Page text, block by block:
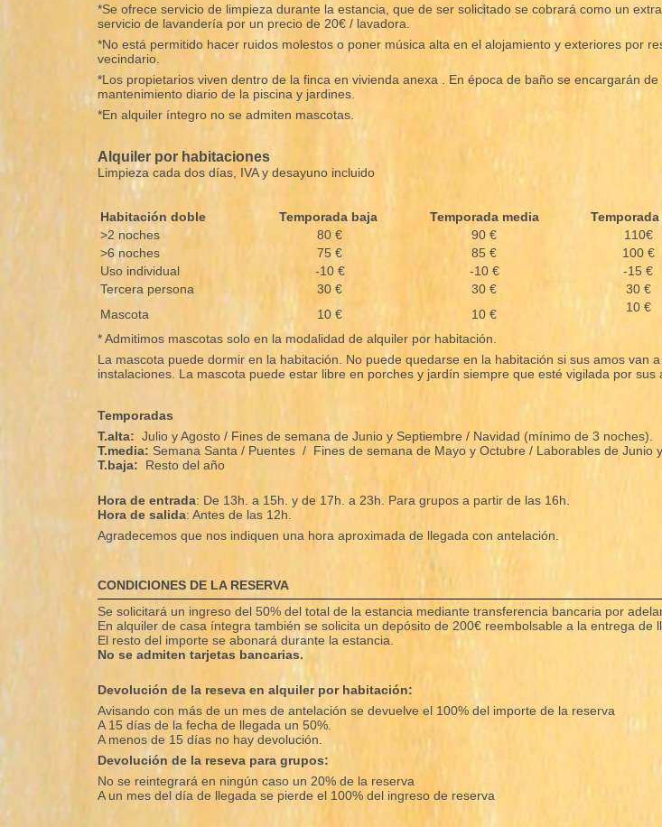
*Se ofrece servicio de limpieza durante la estancia, que de ser solicitado se cobrará como un
servicio de lavandería por un precio de 20€ / lavadora.
*No está permitido hacer ruidos molestos o poner música alta en el alojamiento y exteriores por
vecindario.
*Los propietarios viven dentro de la finca en vivienda anexa . En época de baño se encargarán de
mantenimiento diario de la piscina y jardines.
*En alquiler íntegro no se admiten mascotas.
Alquiler por habitaciones
Limpieza cada dos días, IVA y desayuno incluido
Habitación doble Temporada baja Temporada media
>2 noches
80 € 90 €
110€
>6 noches
75 € 85 €
100 €
Uso individual
-10 € -10 €
-15 €
Tercera persona
30 € 30 €
30 €
Mascota
10 € 10 € 10 €
* Admitimos mascotas solo en la modalidad de alquiler por habitación.
La mascota puede dormir en la habitación. No puede quedarse en la habitación si sus amos van
instalaciones. La mascota puede estar libre en porches y jardín siempre que esté vigilada por sus
Temporadas
T.alta: Julio y Agosto / Fines de semana de Junio y Septiembre / Navidad (mínimo de 3 noches).
T.media: Semana Santa / Puentes / Fines de semana de Mayo y Octubre / Laborables de Junio
T.baja: Resto del año
Hora de entrada: De 13h. a 15h. y de 17h. a 23h. Para grupos a partir de las 16h.
Hora de salida: Antes de las 12h.
Agradecemos que nos indiquen una hora aproximada de llegada con antelación.
CONDICIONES DE LA RESERVA
Se solicitará un ingreso del 50% del total de la estancia mediante transferencia bancaria por
En alquiler de casa íntegra también se solicita un depósito de 200€ reembolsable a la entrega de
El resto del importe se abonará durante la estancia.
No se admiten tarjetas bancarias.
Devolución de la reseva en alquiler por habitación:
Avisando con más de un mes de antelación se devuelve el 100% del importe de la reserva
A 15 días de la fecha de llegada un 50%.
A menos de 15 días no hay devolución.
Devolución de la reseva para grupos:
No se reintegrará en ningún caso un 20% de la reserva
A un mes del día de llegada se pierde el 100% del ingreso de reserva